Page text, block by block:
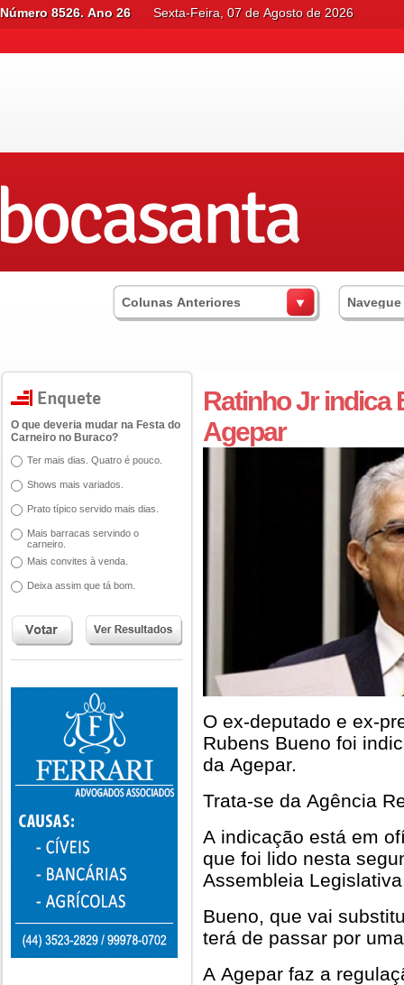
Número 8526. Ano 26 Sexta-Feira, 07 de Agosto de 2026
Colunas Anteriores
O que deveria mudar na Festa do
Carneiro no Buraco?
Ter mais dias. Quatro é pouco.
Shows mais variados.
Prato típico servido mais dias.
Mais barracas servindo o
carneiro.
Mais convites à venda.
Deixa assim que tá bom.
Ratinho Jr indica
Agepar
O ex-deputado e ex-
Rubens Bueno foi
da Agepar.
Trata-se da Agência
A indicação está em
que foi lido nesta
Assembleia
Bueno, que vai
terá de passar por
A Agepar faz a